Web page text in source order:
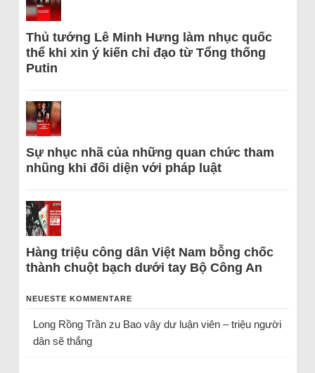
Thủ tướng Lê Minh Hưng làm nhục quốc
thể khi xin ý kiến chỉ đạo từ Tổng thống
Putin
Sự nhục nhã của những quan chức tham
nhũng khi đối diện với pháp luật
Hàng triệu công dân Việt Nam bỗng chốc
thành chuột bạch dưới tay Bộ Công An
NEUESTE KOMMENTARE
Long Rồng Trầnzu Bao vây dư luận viên – triệu người
dân sẽ thắng